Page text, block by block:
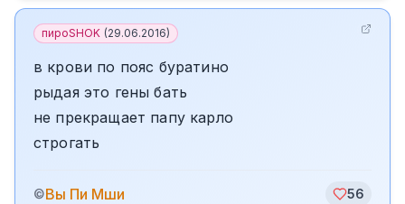
пироSHOK (29.06.2016)
в крови по пояс буратино
рыдая это гены бать
не прекращает папу карло
строгать
©Вы Пи Мши 56